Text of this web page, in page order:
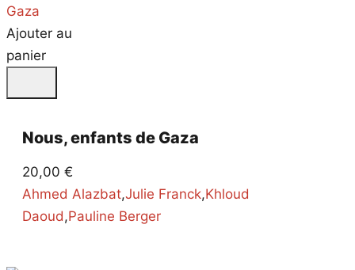
Ajouter au
panier
Nous, enfants de Gaza
20,00 €
Ahmed Alazbat,Julie Franck,Khloud
Daoud,Pauline Berger